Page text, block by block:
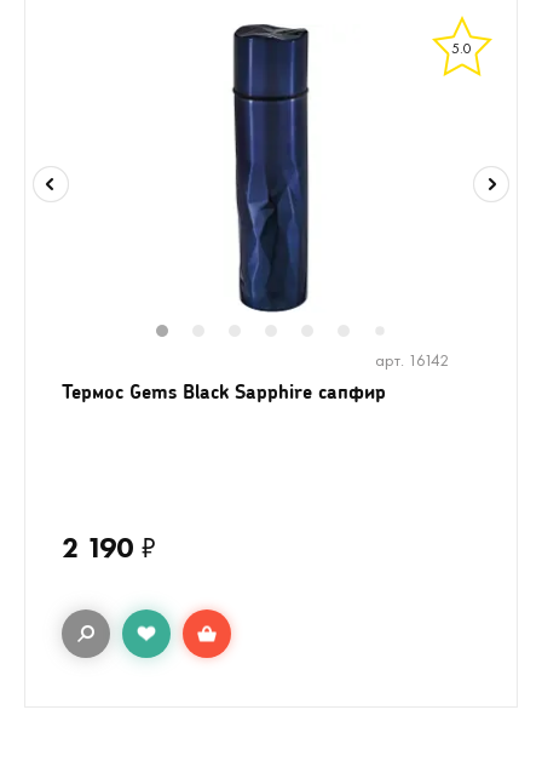
5.0
арт. 16142
Термос Gems Black Sapphire сапфир
2 190 ₽